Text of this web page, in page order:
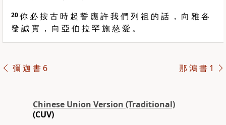
20你 必 按 古 時 起 誓 應 許 我 們 列 祖 的 話 ， 向 雅 各
發 誠 實 ， 向 亞 伯 拉 罕 施 慈 愛 。
彌 迦 書 6 那 鴻 書 1
Chinese Union Version (Traditional)
(CUV)